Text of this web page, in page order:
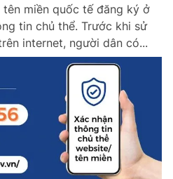
miền quốc tế đăng ký ở
tin chủ thể. Trước khi sử
internet, người dân có...